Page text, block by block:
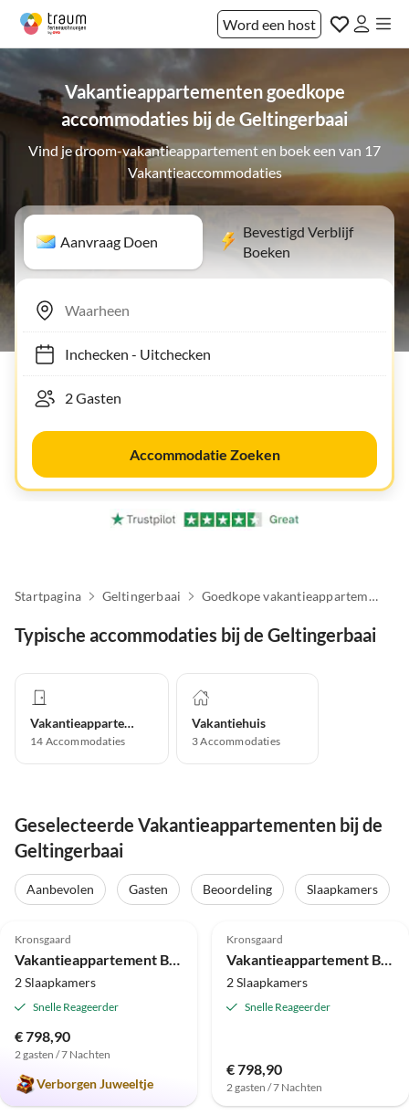
Word een host
Vakantieappartementen goedkope
accommodaties bij de Geltingerbaai
Vind je droom-vakantieappartement en boek een van 17
Vakantieaccommodaties
Aanvraag Doen
Bevestigd Verblijf
Boeken
Inchecken- Uitchecken
Accommodatie Zoeken
Startpagina Geltingerbaai Goedkope vakantieappartementen
Typische accommodaties bij de Geltingerbaai
Vakantieappartement
14 Accommodaties
Vakantiehuis
3Accommodaties
Geselecteerde Vakantieappartementen bij de
Geltingerbaai
Aanbevolen Gasten Beoordeling
Slaapkamers
Kronsgaard
Vakantieappartement Bude & Meer 3
2 Slaapkamers
Snelle Reageerder
€ 798,90
2 gasten / 7 Nachten
Verborgen Juweeltje
Kronsgaard
Vakantieappartement Bude & Meer 2
2 Slaapkamers
Snelle Reageerder
€ 798,90
2 gasten / 7 Nachten